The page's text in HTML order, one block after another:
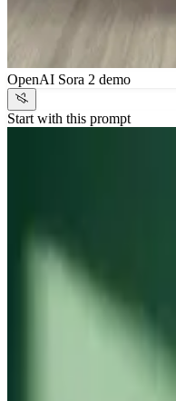
OpenAI Sora 2 demo
Start with this prompt